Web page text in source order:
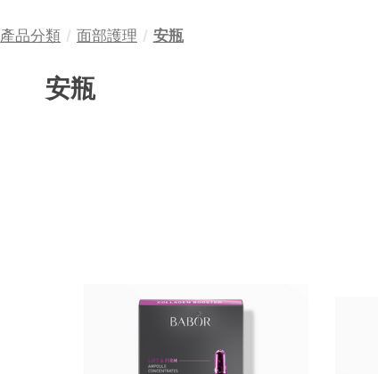
產品分類 面部護理 安瓶
安瓶